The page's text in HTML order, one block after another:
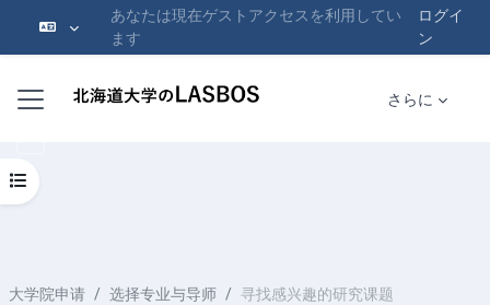
あなたは現在ゲストアクセスを利用してい
ます
ログイ
ン
サイドパネル さらに
大学院申请 选择专业与导师 寻找感兴趣的研究课题
コースインデックスを開く